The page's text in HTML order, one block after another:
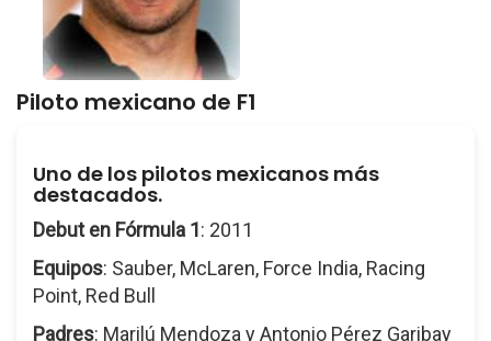
Piloto mexicano de F1
Uno de los pilotos mexicanos más
destacados.
Debut en Fórmula 1: 2011
Equipos: Sauber, McLaren, Force India, Racing
Point, Red Bull
Padres: Marilú Mendoza y Antonio Pérez Garibay